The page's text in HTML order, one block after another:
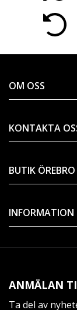
OM OSS
KONTAKTA
BUTIK ÖREBRO
INFORMATION
ANMÄLAN
Ta del av